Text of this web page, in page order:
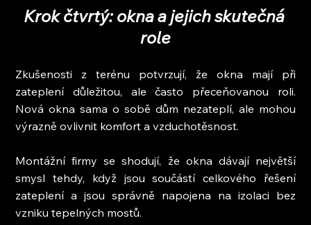
Krok čtvrtý: okna a jejich skutečná
role
Zkušenosti z terénu potvrzují, že okna mají při
zateplení důležitou, ale často přeceňovanou roli.
Nová okna sama o sobě dům nezateplí, ale mohou
výrazně ovlivnit komfort a vzduchotěsnost.
Montážní firmy se shodují, že okna dávají největší
smysl tehdy, když jsou součástí celkového řešení
zateplení a jsou správně napojena na izolaci bez
vzniku tepelných mostů.